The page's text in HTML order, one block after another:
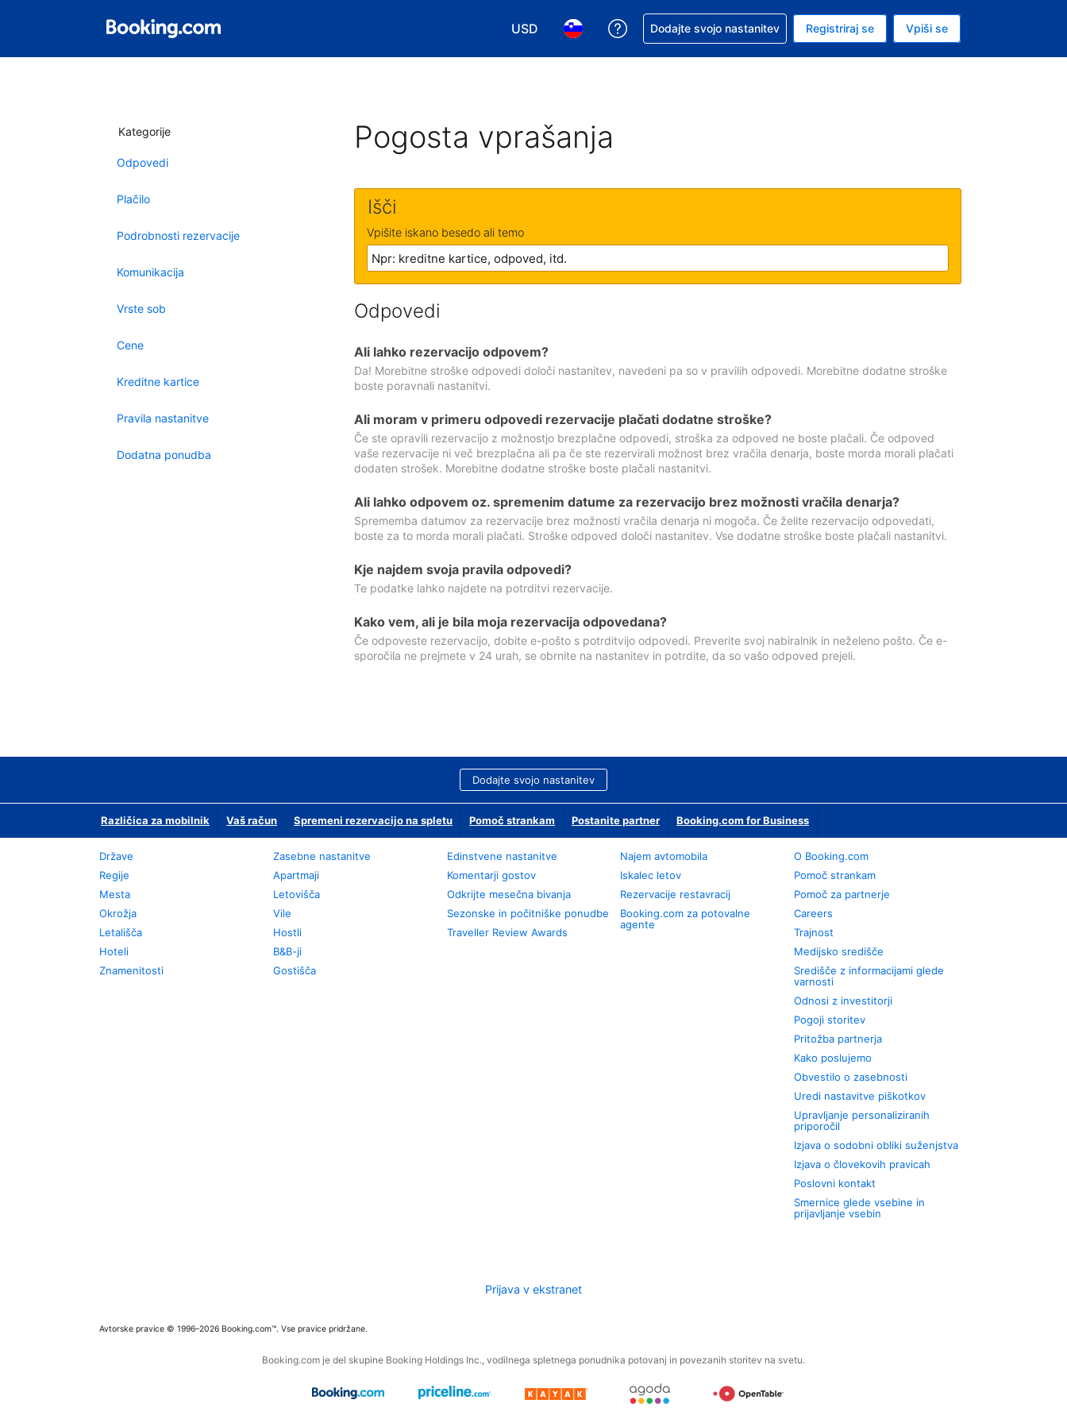
USD
Izbira valute. Vaša trenutna valuta je ameriški dolar
Izbira jezika. Vaš trenutni jezik je Slovenščini
Zaprosite za pomoč pri rezervaciji
Dodajte svojo nastanitev Registriraj se Vpiši se
Kategorije
Odpovedi
Plačilo
Podrobnosti rezervacije
Komunikacija
Vrste sob
Cene
Kreditne kartice
Pravila nastanitve
Dodatna ponudba
Pogosta vprašanja
Išči
Vpišite iskano besedo ali temo
Odpovedi
Ali lahko rezervacijo odpovem?
Da! Morebitne stroške odpovedi določi nastanitev, navedeni pa so v pravilih odpovedi. Morebitne dodatne stroške
boste poravnali nastanitvi.
Ali moram v primeru odpovedi rezervacije plačati dodatne stroške?
Če ste opravili rezervacijo z možnostjo brezplačne odpovedi, stroška za odpoved ne boste plačali. Če odpoved
vaše rezervacije ni več brezplačna ali pa če ste rezervirali možnost brez vračila denarja, boste morda morali plačati
dodaten strošek. Morebitne dodatne stroške boste plačali nastanitvi.
Ali lahko odpovem oz. spremenim datume za rezervacijo brez možnosti vračila denarja?
Sprememba datumov za rezervacije brez možnosti vračila denarja ni mogoča. Če želite rezervacijo odpovedati,
boste za to morda morali plačati. Stroške odpoved določi nastanitev. Vse dodatne stroške boste plačali nastanitvi.
Kje najdem svoja pravila odpovedi?
Te podatke lahko najdete na potrditvi rezervacije.
Kako vem, ali je bila moja rezervacija odpovedana?
Če odpoveste rezervacijo, dobite e-pošto s potrditvijo odpovedi. Preverite svoj nabiralnik in neželeno pošto. Če e-
sporočila ne prejmete v 24 urah, se obrnite na nastanitev in potrdite, da so vašo odpoved prejeli.
Dodajte svojo nastanitev
Različica za mobilnik Vaš račun Spremeni rezervacijo na spletu Pomoč strankam Postanite partner Booking.com for Business
Države
Regije
Mesta
Okrožja
Letališča
Hoteli
Znamenitosti
Zasebne nastanitve
Apartmaji
Letovišča
Vile
Hostli
B&B-ji
Gostišča
Edinstvene nastanitve
Komentarji gostov
Odkrijte mesečna bivanja
Sezonske in počitniške ponudbe
Traveller Review Awards
Najem avtomobila
Iskalec letov
Rezervacije restavracij
Booking.com za potovalne
agente
O Booking.com
Pomoč strankam
Pomoč za partnerje
Careers
Trajnost
Medijsko središče
Središče z informacijami glede
varnosti
Odnosi z investitorji
Pogoji storitev
Pritožba partnerja
Kako poslujemo
Obvestilo o zasebnosti
Uredi nastavitve piškotkov
Upravljanje personaliziranih
priporočil
Izjava o sodobni obliki suženjstva
Izjava o človekovih pravicah
Poslovni kontakt
Smernice glede vsebine in
prijavljanje vsebin
Prijava v ekstranet
Avtorske pravice © 1996–2026 Booking.com™. Vse pravice pridržane.
Booking.com je del skupine Booking Holdings Inc., vodilnega spletnega ponudnika potovanj in povezanih storitev na svetu.